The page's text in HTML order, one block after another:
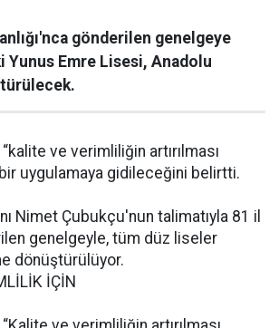
gönderilen genelgeye
Yunus Emre Lisesi, Anadolu
ve verimliliğin artırılması
bir uygulamaya gidileceğini belirtti.
Nimet Çubukçu'nun talimatıyla 81 il
genelgeyle, tüm düz liseler
dönüştürülüyor.
İÇİN